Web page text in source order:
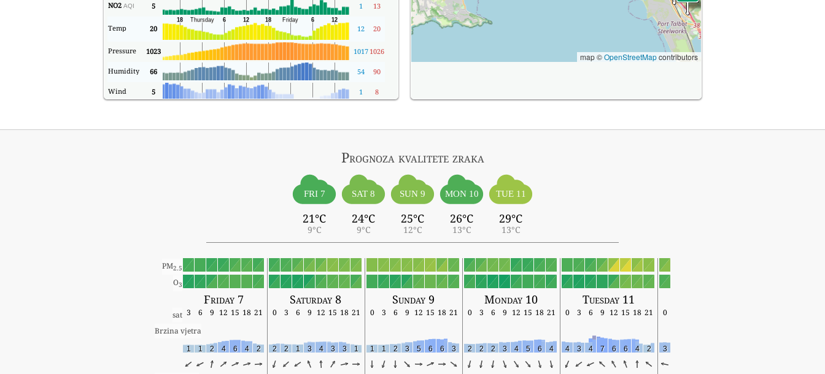
NO2 AQI 5 1 13
Temp 20 12 20
Pressure 1023 1017 1026
Humidity 66 54 90
Wind 5 1 8
map ©OpenStreetMapcontributors
Prognoza kvalitete zraka
FRI 7
21°C
9°C
SAT 8
24°C
9°C
SUN 9
25°C
12°C
MON 10
26°C
13°C
TUE 11
29°C
13°C
PM2.5
O3
Friday 7 Saturday 8 Sunday 9 Monday 10 Tuesday 11
sat 3 6 9 12 15 18 21 0 3 6 9 12 15 18 21 0 3 6 9 12 15 18 21 0 3 6 9 12 15 18 21 0 3 6 9 12 15 18 21
0
Brzina vjetra
1 1 2 4 6 4 2 2 2 1 3 4 3 3 1 1 1 2 3 5 6 6 3 2 2 2 3 4 5 6 4 4 3 4 7 6 6 4 2 3